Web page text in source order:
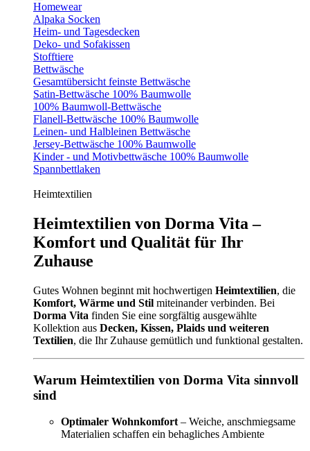
Homewear
Alpaka Socken
Heim- und Tagesdecken
Deko- und Sofakissen
Stofftiere
Bettwäsche
Gesamtübersicht feinste Bettwäsche
Satin-Bettwäsche 100% Baumwolle
100% Baumwoll-Bettwäsche
Flanell-Bettwäsche 100% Baumwolle
Leinen- und Halbleinen Bettwäsche
Jersey-Bettwäsche 100% Baumwolle
Kinder - und Motivbettwäsche 100% Baumwolle
Spannbettlaken
Heimtextilien
Heimtextilien von Dorma Vita –
Komfort und Qualität für Ihr
Zuhause
Gutes Wohnen beginnt mit hochwertigen Heimtextilien, die
Komfort, Wärme und Stil miteinander verbinden. Bei
Dorma Vita finden Sie eine sorgfältig ausgewählte
Kollektion aus Decken, Kissen, Plaids und weiteren
Textilien, die Ihr Zuhause gemütlich und funktional gestalten.
Warum Heimtextilien von Dorma Vita sinnvoll
sind
Optimaler Wohnkomfort – Weiche, anschmiegsame
Materialien schaffen ein behagliches Ambiente